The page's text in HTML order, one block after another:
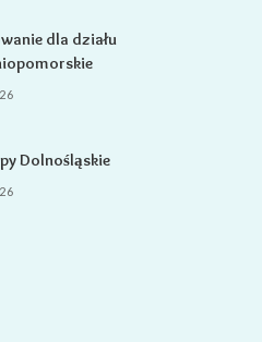
dla działu
Dolnośląskie